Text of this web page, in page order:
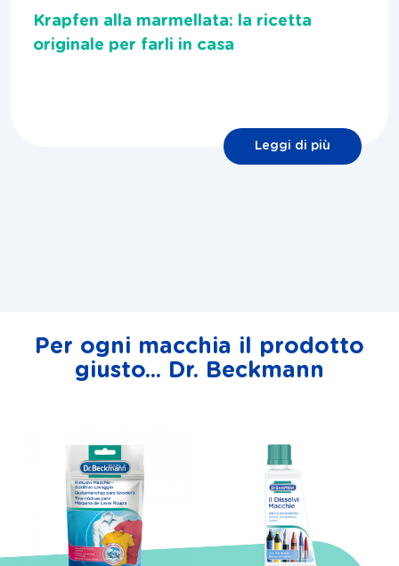
Krapfen alla marmellata: la ricetta
originale per farli in casa
Leggi di più
Per ogni macchia il prodotto
giusto... Dr. Beckmann